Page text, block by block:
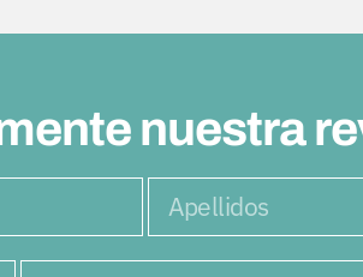
nuestra